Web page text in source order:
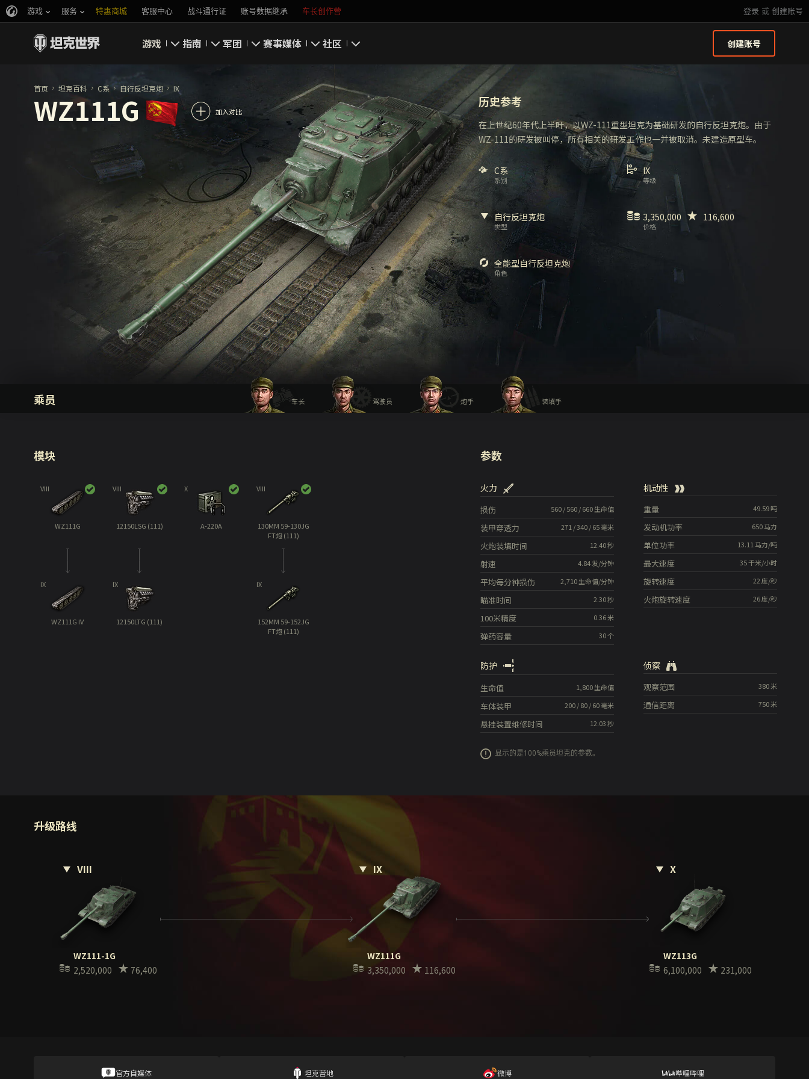
登录 或 创建账号
游戏 服务 特惠商城 客服中心 战斗通行证 账号数据继承 车长创作营
游戏
新闻
坦克百科
评级
指南
高级用户
完整指南
经济系统
游戏规则
军团
领土战
军团评级
军团页面
赛事媒体
游戏壁纸
游戏音乐
你好，吾久
万圣节
《以战止战》
社区
我的资料
搜索玩家
官方自媒体
创建账号
首页 坦克百科 C系 自行反坦克炮 IX
WZ111G 加入对比
历史参考
在上世纪60年代上半叶，以WZ-111重型坦克为基础研发的自行反坦克炮。由于
WZ-111的研发被叫停，所有相关的研发工作也一并被取消。未建造原型车。
系别
C系
等级
IX
类型
自行反坦克炮
价格
3,350,000 116,600
角色
全能型自行反坦克炮
乘员 车长 驾驶员 炮手 装填手
模块
VIII
WZ111G
VIII
12150LSG (111)
X
A-220A
VIII
130MM 59-130JG
FT炮 (111)
IX
WZ111G IV
IX
12150LTG (111)
IX
152MM 59-152JG
FT炮 (111)
参数
火力
560/560/660生命值
损伤
271 /340/65毫米
装甲穿透力
12.40秒
火炮装填时间
4.84发/分钟
射速
2,710生命值/分钟
平均每分钟损伤
2.30秒
瞄准时间
0.36米
100米精度
30个
弹药容量
机动性
49.59吨
重量
650马力
发动机功率
13.11 马力/吨
单位功率
35千米/小时
最大速度
22度/秒
旋转速度
26度/秒
火炮旋转速度
防护
1,800生命值
生命值
200/80/60毫米
车体装甲
12.03秒
悬挂装置维修时间
侦察
380米
观察范围
750米
通信距离
显示的是100%乘员坦克的参数。
升级路线
WZ111-1G
2,520,000
76,400
VIII
WZ111G
3,350,000
116,600
IX
WZ113G
6,100,000
231,000
X
官方自媒体 坦克营地 微博 哔哩哔哩